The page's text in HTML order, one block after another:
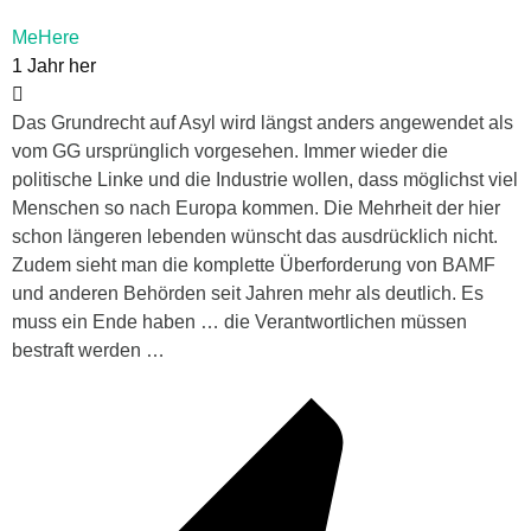
MeHere
1 Jahr her
Das Grundrecht auf Asyl wird längst anders angewendet als
vom GG ursprünglich vorgesehen. Immer wieder die
politische Linke und die Industrie wollen, dass möglichst viel
Menschen so nach Europa kommen. Die Mehrheit der hier
schon längeren lebenden wünscht das ausdrücklich nicht.
Zudem sieht man die komplette Überforderung von BAMF
und anderen Behörden seit Jahren mehr als deutlich. Es
muss ein Ende haben … die Verantwortlichen müssen
bestraft werden …